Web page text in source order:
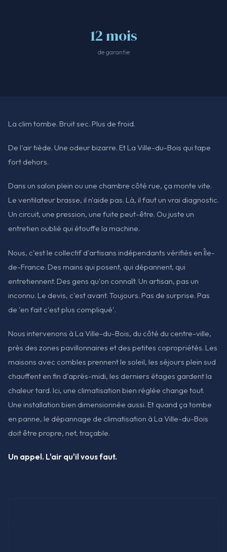
12 mois
de garantie
La clim tombe. Bruit sec. Plus de froid.
De l'air tiède. Une odeur bizarre. Et La Ville-du-Bois qui tape
fort dehors.
Dans un salon plein ou une chambre côté rue, ça monte vite.
Le ventilateur brasse, il n'aide pas. Là, il faut un vrai diagnostic.
Un circuit, une pression, une fuite peut-être. Ou juste un
entretien oublié qui étouffe la machine.
Nous, c'est le collectif d'artisans indépendants vérifiés en Île-
de-France. Des mains qui posent, qui dépannent, qui
entretiennent. Des gens qu'on connaît. Un artisan, pas un
inconnu. Le devis, c'est avant. Toujours. Pas de surprise. Pas
de 'en fait c'est plus compliqué'.
Nous intervenons à La Ville-du-Bois, du côté du centre-ville,
près des zones pavillonnaires et des petites copropriétés. Les
maisons avec combles prennent le soleil, les séjours plein sud
chauffent en fin d'après-midi, les derniers étages gardent la
chaleur tard. Ici, une climatisation bien réglée change tout.
Une installation bien dimensionnée aussi. Et quand ça tombe
en panne, le dépannage de climatisation à La Ville-du-Bois
doit être propre, net, traçable.
Un appel. L'air qu'il vous faut.